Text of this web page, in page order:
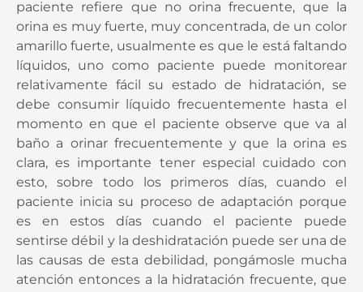
paciente refiere que no orina frecuente, que la
orina es muy fuerte, muy concentrada, de un color
amarillo fuerte, usualmente es que le está faltando
líquidos, uno como paciente puede monitorear
relativamente fácil su estado de hidratación, se
debe consumir líquido frecuentemente hasta el
momento en que el paciente observe que va al
baño a orinar frecuentemente y que la orina es
clara, es importante tener especial cuidado con
esto, sobre todo los primeros días, cuando el
paciente inicia su proceso de adaptación porque
es en estos días cuando el paciente puede
sentirse débil y la deshidratación puede ser una de
las causas de esta debilidad, pongámosle mucha
atención entonces a la hidratación frecuente, que